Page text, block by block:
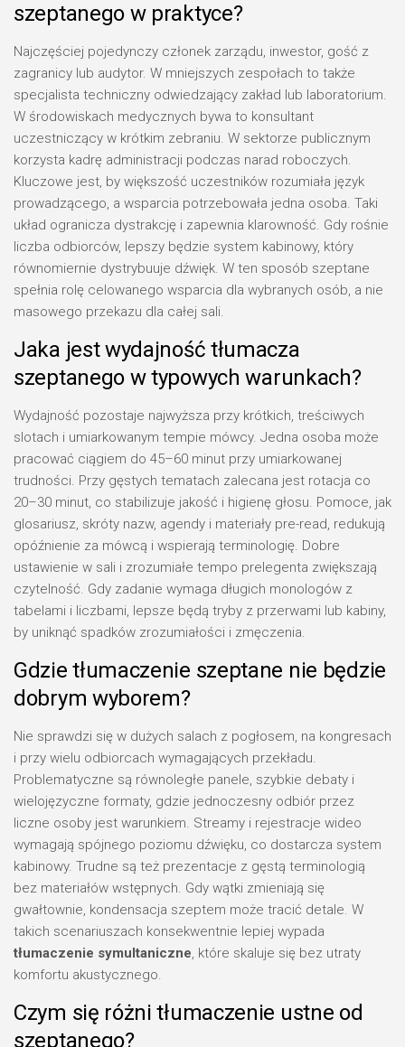
szeptanego w praktyce?
Najczęściej pojedynczy członek zarządu, inwestor, gość z
zagranicy lub audytor. W mniejszych zespołach to także
specjalista techniczny odwiedzający zakład lub laboratorium.
W środowiskach medycznych bywa to konsultant
uczestniczący w krótkim zebraniu. W sektorze publicznym
korzysta kadrę administracji podczas narad roboczych.
Kluczowe jest, by większość uczestników rozumiała język
prowadzącego, a wsparcia potrzebowała jedna osoba. Taki
układ ogranicza dystrakcję i zapewnia klarowność. Gdy rośnie
liczba odbiorców, lepszy będzie system kabinowy, który
równomiernie dystrybuuje dźwięk. W ten sposób szeptane
spełnia rolę celowanego wsparcia dla wybranych osób, a nie
masowego przekazu dla całej sali.
Jaka jest wydajność tłumacza
szeptanego w typowych warunkach?
Wydajność pozostaje najwyższa przy krótkich, treściwych
slotach i umiarkowanym tempie mówcy. Jedna osoba może
pracować ciągiem do 45–60 minut przy umiarkowanej
trudności. Przy gęstych tematach zalecana jest rotacja co
20–30 minut, co stabilizuje jakość i higienę głosu. Pomoce, jak
glosariusz, skróty nazw, agendy i materiały pre-read, redukują
opóźnienie za mówcą i wspierają terminologię. Dobre
ustawienie w sali i zrozumiałe tempo prelegenta zwiększają
czytelność. Gdy zadanie wymaga długich monologów z
tabelami i liczbami, lepsze będą tryby z przerwami lub kabiny,
by uniknąć spadków zrozumiałości i zmęczenia.
Gdzie tłumaczenie szeptane nie będzie
dobrym wyborem?
Nie sprawdzi się w dużych salach z pogłosem, na kongresach
i przy wielu odbiorcach wymagających przekładu.
Problematyczne są równoległe panele, szybkie debaty i
wielojęzyczne formaty, gdzie jednoczesny odbiór przez
liczne osoby jest warunkiem. Streamy i rejestracje wideo
wymagają spójnego poziomu dźwięku, co dostarcza system
kabinowy. Trudne są też prezentacje z gęstą terminologią
bez materiałów wstępnych. Gdy wątki zmieniają się
gwałtownie, kondensacja szeptem może tracić detale. W
takich scenariuszach konsekwentnie lepiej wypada
tłumaczenie symultaniczne, które skaluje się bez utraty
komfortu akustycznego.
Czym się różni tłumaczenie ustne od
szeptanego?